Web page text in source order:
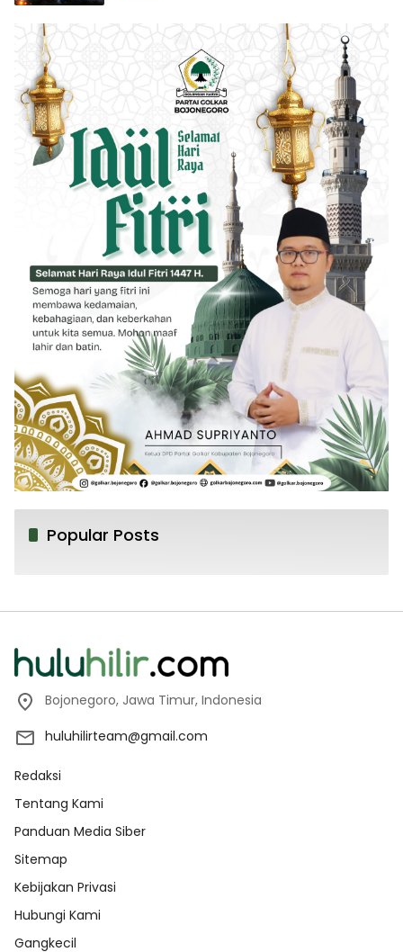
Popular Posts
Bojonegoro, Jawa Timur, Indonesia
huluhilirteam@gmail.com
Redaksi
Tentang Kami
Panduan Media Siber
Sitemap
Kebijakan Privasi
Hubungi Kami
Gangkecil